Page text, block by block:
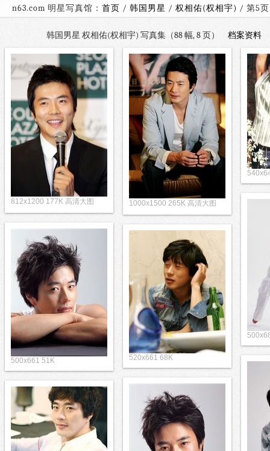
n63.com 明星写真馆： 首页 / 韩国男星 / 权相佑(权相宇) /
韩国男星 权相佑(权相宇) 写真集（88 幅, 8 页） 档案资料
812x1200 177K 高清大图 1000x1500 265K 高清大图
500x661 51K 520x661 68K